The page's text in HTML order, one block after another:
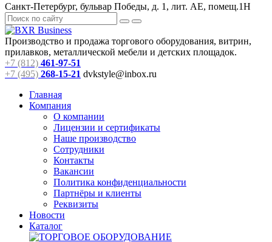
Санкт-Петербург, бульвар Победы, д. 1, лит. АЕ, помещ.1Н
Производство и продажа торгового оборудования, витрин,
прилавков, металлической мебели и детских площадок.
+7 (812) 461-97-51
+7 (495) 268-15-21 dvkstyle@inbox.ru
Главная
Компания
О компании
Лицензии и сертификаты
Наше производство
Сотрудники
Контакты
Вакансии
Политика конфиденциальности
Партнёры и клиенты
Реквизиты
Новости
Каталог